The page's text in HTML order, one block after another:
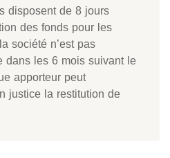
disposent de 8 jours
des fonds pour les
société n’est pas
dans les 6 mois suivant le
apporteur peut
justice la restitution de